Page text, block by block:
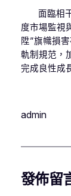
面臨相
度市場監視
陞”旗幟損
軌制規范，
完成良性成
admin
發佈留